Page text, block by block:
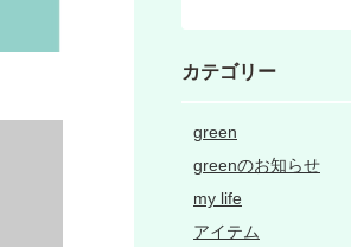
カテゴリー
green
greenのお知らせ
my life
アイテム